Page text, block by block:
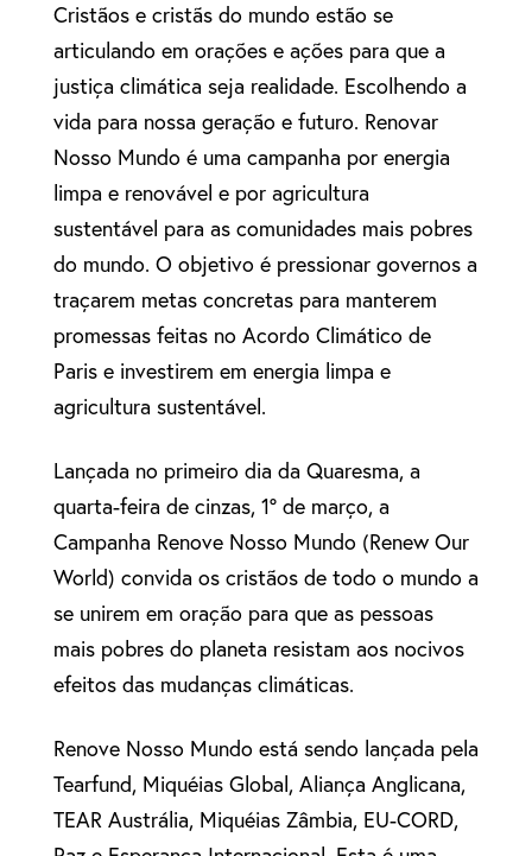
Cristãos e cristãs do mundo estão se
articulando em orações e ações para que a
justiça climática seja realidade. Escolhendo a
vida para nossa geração e futuro. Renovar
Nosso Mundo é uma campanha por energia
limpa e renovável e por agricultura
sustentável para as comunidades mais pobres
do mundo. O objetivo é pressionar governos a
traçarem metas concretas para manterem
promessas feitas no Acordo Climático de
Paris e investirem em energia limpa e
agricultura sustentável.
Lançada no primeiro dia da Quaresma, a
quarta-feira de cinzas, 1º de março, a
Campanha Renove Nosso Mundo (Renew Our
World) convida os cristãos de todo o mundo a
se unirem em oração para que as pessoas
mais pobres do planeta resistam aos nocivos
efeitos das mudanças climáticas.
Renove Nosso Mundo está sendo lançada pela
Tearfund, Miquéias Global, Aliança Anglicana,
TEAR Austrália, Miquéias Zâmbia, EU-CORD,